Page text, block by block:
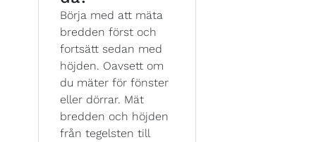
Börja med att mäta
bredden först och
fortsätt sedan med
höjden. Oavsett om
du mäter för fönster
eller dörrar. Mät
bredden och höjden
från tegelsten till